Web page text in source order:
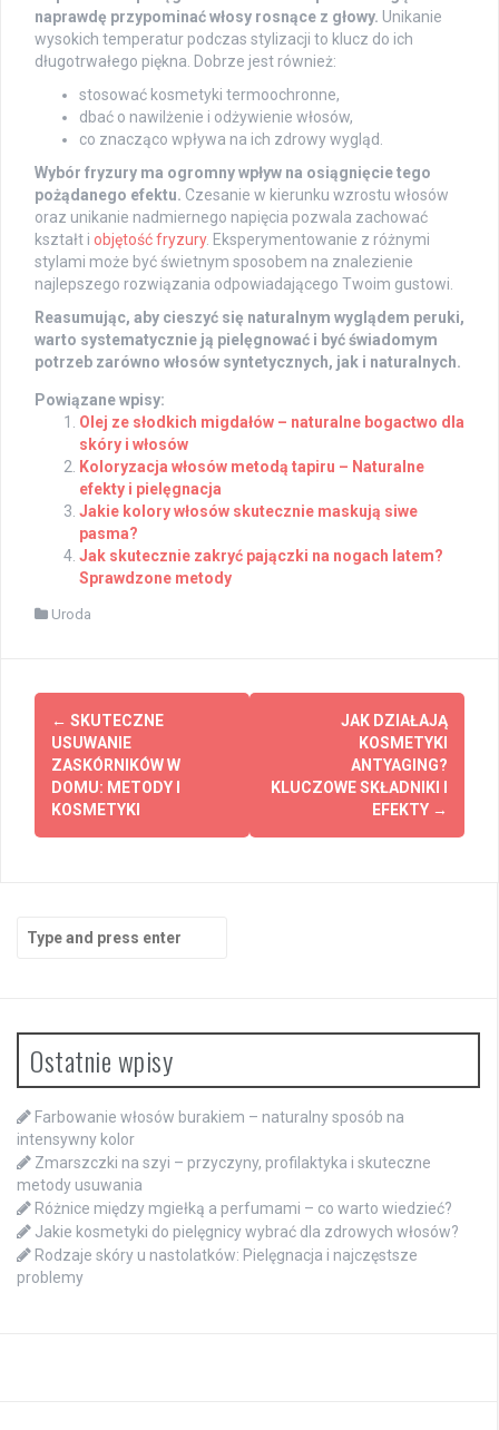
naprawdę przypominać włosy rosnące z głowy. Unikanie
wysokich temperatur podczas stylizacji to klucz do ich
długotrwałego piękna. Dobrze jest również:
stosować kosmetyki termoochronne,
dbać o nawilżenie i odżywienie włosów,
co znacząco wpływa na ich zdrowy wygląd.
Wybór fryzury ma ogromny wpływ na osiągnięcie tego
pożądanego efektu. Czesanie w kierunku wzrostu włosów
oraz unikanie nadmiernego napięcia pozwala zachować
kształt i objętość fryzury. Eksperymentowanie z różnymi
stylami może być świetnym sposobem na znalezienie
najlepszego rozwiązania odpowiadającego Twoim gustowi.
Reasumując, aby cieszyć się naturalnym wyglądem peruki,
warto systematycznie ją pielęgnować i być świadomym
potrzeb zarówno włosów syntetycznych, jak i naturalnych.
Powiązane wpisy:
Olej ze słodkich migdałów – naturalne bogactwo dla
skóry i włosów
Koloryzacja włosów metodą tapiru – Naturalne
efekty i pielęgnacja
Jakie kolory włosów skutecznie maskują siwe
pasma?
Jak skutecznie zakryć pajączki na nogach latem?
Sprawdzone metody
Uroda
Post
navigation
← SKUTECZNE
USUWANIE
ZASKÓRNIKÓW W
DOMU: METODY I
KOSMETYKI
JAK DZIAŁAJĄ
KOSMETYKI
ANTYAGING?
KLUCZOWE SKŁADNIKI I
EFEKTY →
for:
Ostatnie wpisy
Farbowanie włosów burakiem – naturalny sposób na
intensywny kolor
Zmarszczki na szyi – przyczyny, profilaktyka i skuteczne
metody usuwania
Różnice między mgiełką a perfumami – co warto wiedzieć?
Jakie kosmetyki do pielęgnicy wybrać dla zdrowych włosów?
Rodzaje skóry u nastolatków: Pielęgnacja i najczęstsze
problemy